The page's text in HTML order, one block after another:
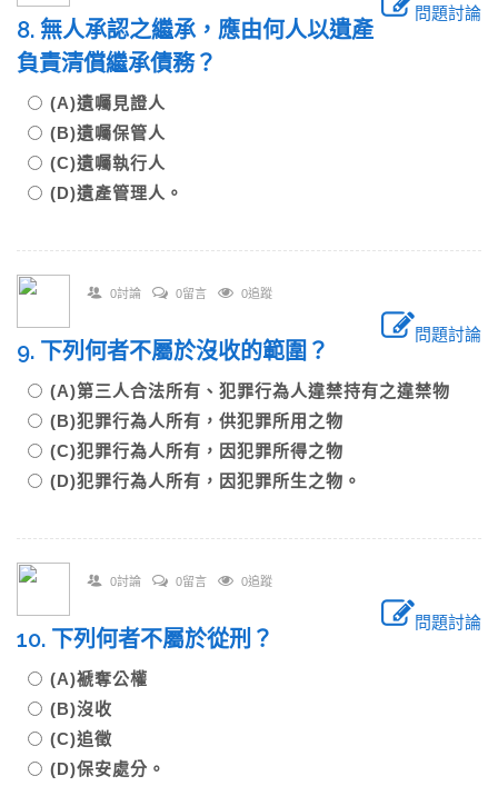
問題討論
8. 無人承認之繼承，應由何人以遺產
負責清償繼承債務？
(A)遺囑見證人
(B)遺囑保管人
(C)遺囑執行人
(D)遺產管理人。
0討論 0留言 0追蹤
問題討論
9. 下列何者不屬於沒收的範圍？
(A)第三人合法所有、犯罪行為人違禁持有之違禁物
(B)犯罪行為人所有，供犯罪所用之物
(C)犯罪行為人所有，因犯罪所得之物
(D)犯罪行為人所有，因犯罪所生之物。
0討論 0留言 0追蹤
問題討論
10. 下列何者不屬於從刑？
(A)褫奪公權
(B)沒收
(C)追徵
(D)保安處分。